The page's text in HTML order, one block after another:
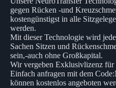
gegen Rücken -und
kostengünstigst in alle
werden.
Mit dieser Technologie wird
Sachen Sitzen und
sein,-auch ohne Großkapital.
Wir vergeben Exklusivlizenz für
Einfach anfragen mit dem
können kostenlos angeboten